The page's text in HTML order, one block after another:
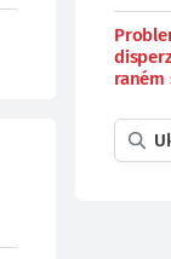
raném